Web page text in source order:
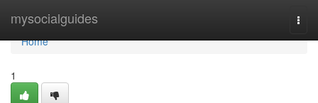
mysocialguides
Home
Home
1